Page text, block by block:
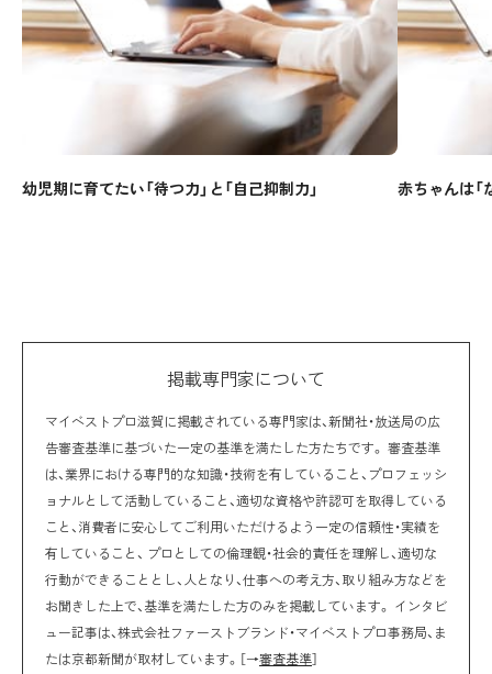
幼児期に育てたい「待つ力」と「自己抑制力」 赤ちゃんは「
掲載専門家について
マイベストプロ滋賀に掲載されている専門家は、新聞社・放送局の広
告審査基準に基づいた一定の基準を満たした方たちです。 審査基準
は、業界における専門的な知識・技術を有していること、プロフェッシ
ョナルとして活動していること、適切な資格や許認可を取得している
こと、消費者に安心してご利用いただけるよう一定の信頼性・実績を
有していること、 プロとしての倫理観・社会的責任を理解し、適切な
行動ができることとし、人となり、仕事への考え方、取り組み方などを
お聞きした上で、基準を満たした方のみを掲載しています。 インタビ
ュー記事は、株式会社ファーストブランド・マイベストプロ事務局、ま
たは京都新聞が取材しています。［→審査基準］